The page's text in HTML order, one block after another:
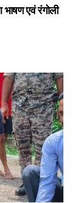
एवं रंगोली